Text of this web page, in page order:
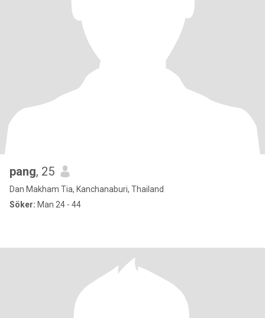
pang, 25
Dan Makham Tia, Kanchanaburi, Thailand
Söker: Man 24 - 44